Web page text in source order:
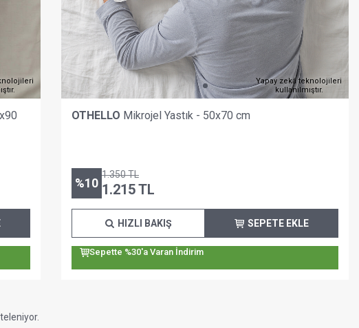
Yapay zekâ teknolojileri
kullanılmıştır.
OTHELLO Mikrojel Yastık - 50x70 cm
%10
1.350TL
1.215TL
SEPETE EKLE
HIZLI BAKIŞ
Sepette %30'a Varan İndirim